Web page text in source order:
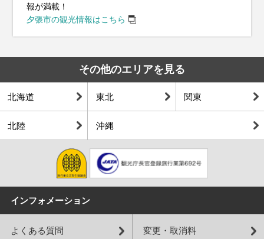
報が満載！
夕張市の観光情報はこちら
その他のエリアを見る
北海道 東北 関東
北陸 沖縄
インフォメーション
よくある質問 変更・取消料